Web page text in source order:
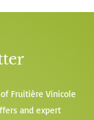
Fruitière Vinicole
and expert